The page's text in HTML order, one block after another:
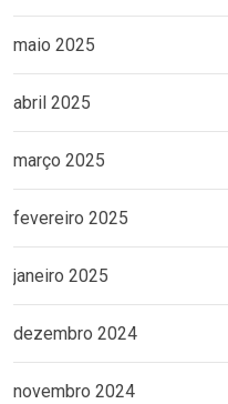
maio 2025
abril 2025
março 2025
fevereiro 2025
janeiro 2025
dezembro 2024
novembro 2024